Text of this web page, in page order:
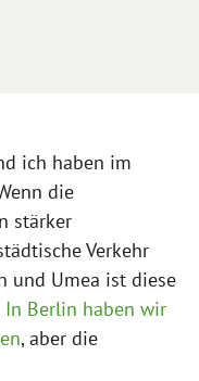
ich haben im
die
stärker
Verkehr
und Umea ist diese
In Berlin haben wir
, aber die